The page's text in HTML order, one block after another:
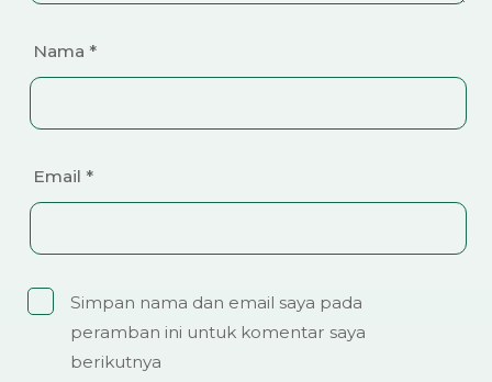
Nama *
Email *
Simpan nama dan email saya pada
peramban ini untuk komentar saya
berikutnya